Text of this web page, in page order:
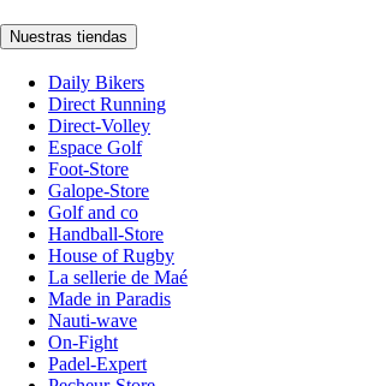
Nuestras tiendas
Daily Bikers
Direct Running
Direct-Volley
Espace Golf
Foot-Store
Galope-Store
Golf and co
Handball-Store
House of Rugby
La sellerie de Maé
Made in Paradis
Nauti-wave
On-Fight
Padel-Expert